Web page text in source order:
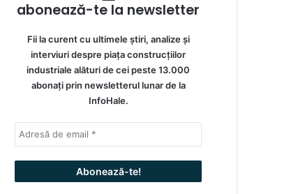
abonează-te la newsletter
Fii la curent cu ultimele știri, analize și
interviuri despre piața construcțiilor
industriale alături de cei peste 13.000
abonați prin newsletterul lunar de la
InfoHale.